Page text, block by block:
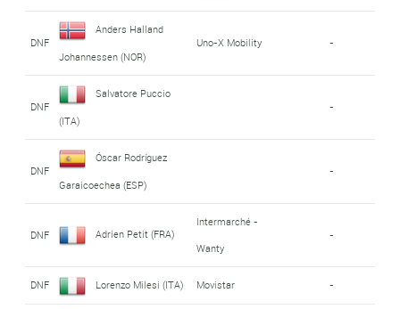
DNF
Anders Halland
Johannessen (NOR)
Uno-X Mobility -
DNF
Salvatore Puccio
(ITA)
-
DNF
Óscar Rodríguez
Garaicoechea (ESP)
-
DNF Adrien Petit (FRA)
Intermarché -
Wanty
-
DNF Lorenzo Milesi (ITA) Movistar -